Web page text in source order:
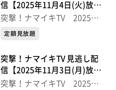
信【2025年11月4日(火)放送
分】
突撃！ナマイキTV 2025後
半
定額見放題
突撃！ナマイキTV 見逃し配
信【2025年11月3日(月)放送
分】
突撃！ナマイキTV 2025後